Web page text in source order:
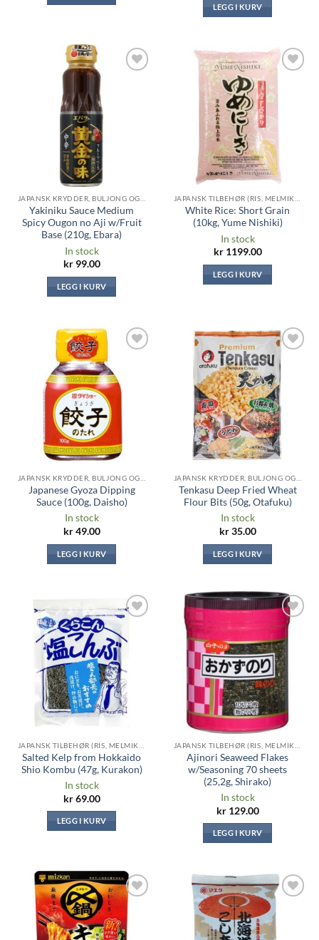
LEGG I KURV
JAPANSK KRYDDER, BULJONG OG SAUSER
Yakiniku Sauce Medium
Spicy Ougon no Aji w/Fruit
Base (210g, Ebara)
In stock
kr99.00
LEGG I KURV
ønskeliste
JAPANSK TILBEHØR (RIS, MELMIKS, TANG ...)
White Rice: Short Grain
(10kg, Yume Nishiki)
In stock
kr1199.00
LEGG I KURV
ønskeliste
Japanese Gyoza Dipping
Sauce (100g, Daisho)
In stock
kr49.00
LEGG I KURV
Legg til i
ønskeliste
Tenkasu Deep Fried Wheat
Flour Bits (50g, Otafuku)
In stock
kr35.00
LEGG I KURV
ønskeliste
Salted Kelp from Hokkaido
Shio Kombu (47g, Kurakon)
In stock
kr69.00
LEGG I KURV
Legg til i
ønskeliste
Ajinori Seaweed Flakes
w/Seasoning 70 sheets
(25,2g, Shirako)
In stock
kr129.00
LEGG I KURV
Legg til i
ønskeliste
Legg til i
ønskeliste